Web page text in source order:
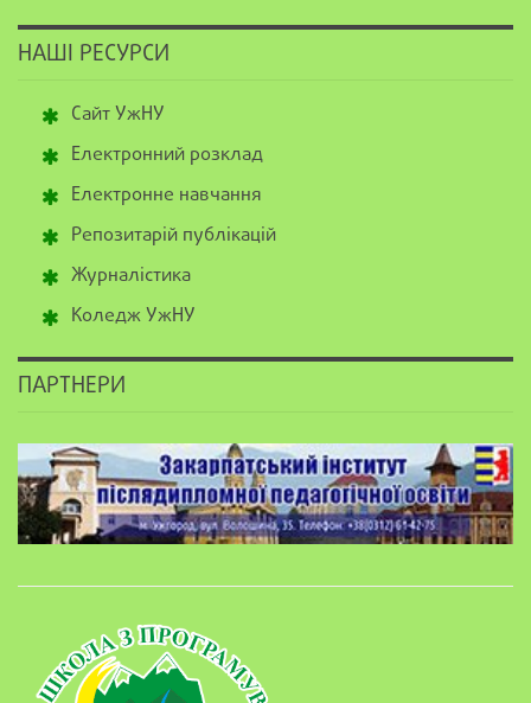
НАШІ РЕСУРСИ
Сайт УжНУ
Електронний розклад
Електронне навчання
Репозитарій публікацій
Журналістика
Коледж УжНУ
ПАРТНЕРИ